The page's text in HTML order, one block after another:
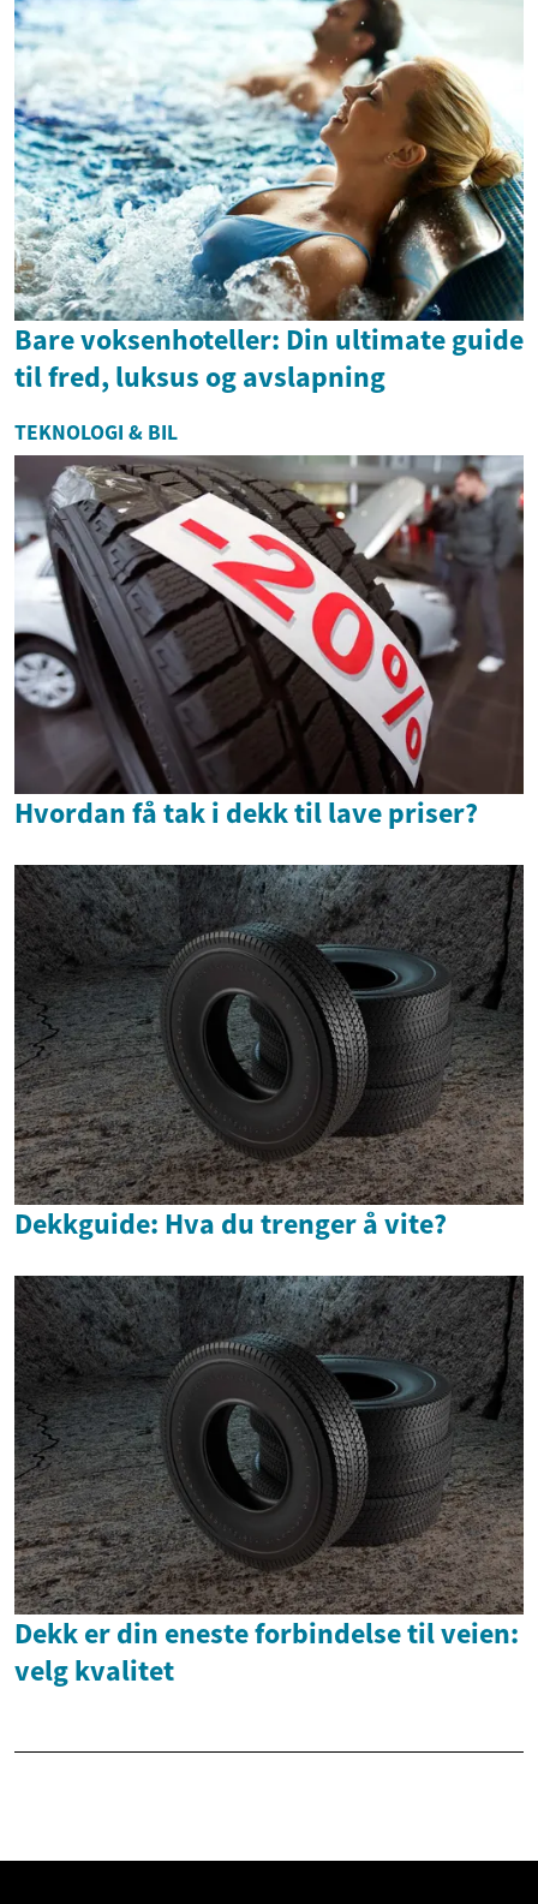
Bare voksenhoteller: Din ultimate guide
til fred, luksus og avslapning
TEKNOLOGI & BIL
Hvordan få tak i dekk til lave priser?
Dekkguide: Hva du trenger å vite?
Dekk er din eneste forbindelse til veien:
velg kvalitet